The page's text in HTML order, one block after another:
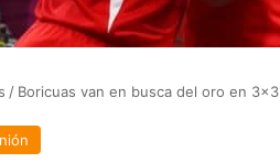
/ Boricuas van en busca del oro en 3×3